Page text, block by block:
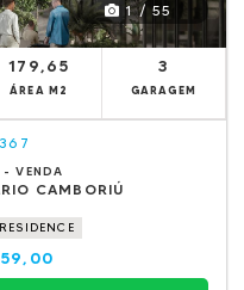
1 / 55
179,65
ÁREA M2
3
GARAGEM
- VENDA
CAMBORIÚ